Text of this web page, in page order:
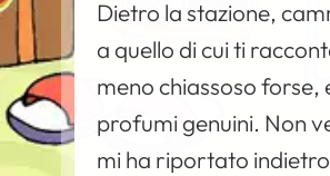
Dietro la stazione,
a quello di cui ti
meno chiassoso
profumi genuini. Non
mi ha riportato